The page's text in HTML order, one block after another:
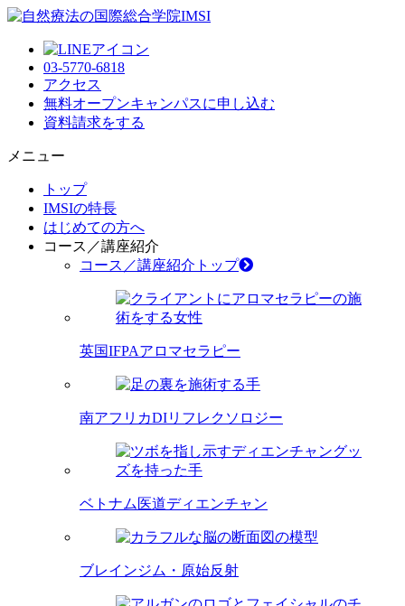
03-5770-6818
アクセス
無料オープンキャンパスに申し込む
資料請求をする
メニュー
トップ
IMSIの特長
はじめての方へ
コース／講座紹介
コース／講座紹介トップ
英国IFPAアロマセラピー
南アフリカDIリフレクソロジー
ベトナム医道ディエンチャン
ブレインジム・原始反射